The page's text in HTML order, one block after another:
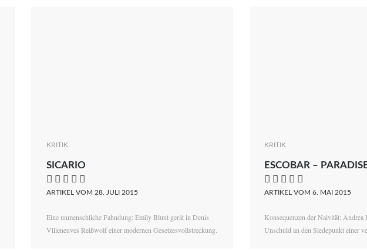
Magdalena Zalewski
KRITIK
SICARIO
    
ARTIKEL VOM 28. JULI 2015
Eine unmenschliche Fahndung: Emily Blunt gerät in Denis
Villeneuves Reißwolf einer modernen Gesetzesvollstreckung.
KRITIK
ESCOBAR –
    
ARTIKEL VOM 6. MAI 2015
Konsequenzen der Naivität: Andrea
Unschuld an den Siedepunkt einer